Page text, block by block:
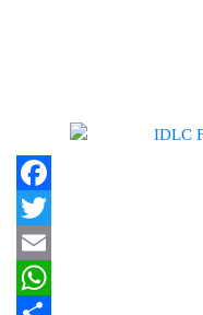
Facebook
Twitter
Email